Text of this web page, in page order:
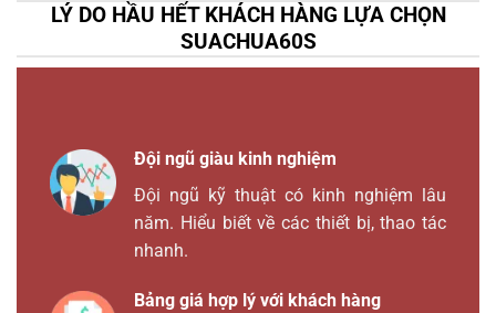
LÝ DO HẦU HẾT KHÁCH HÀNG LỰA CHỌN
SUACHUA60S
Đội ngũ giàu kinh nghiệm
Đội ngũ kỹ thuật có kinh nghiệm lâu
năm. Hiểu biết về các thiết bị, thao tác
nhanh.
Bảng giá hợp lý với khách hàng